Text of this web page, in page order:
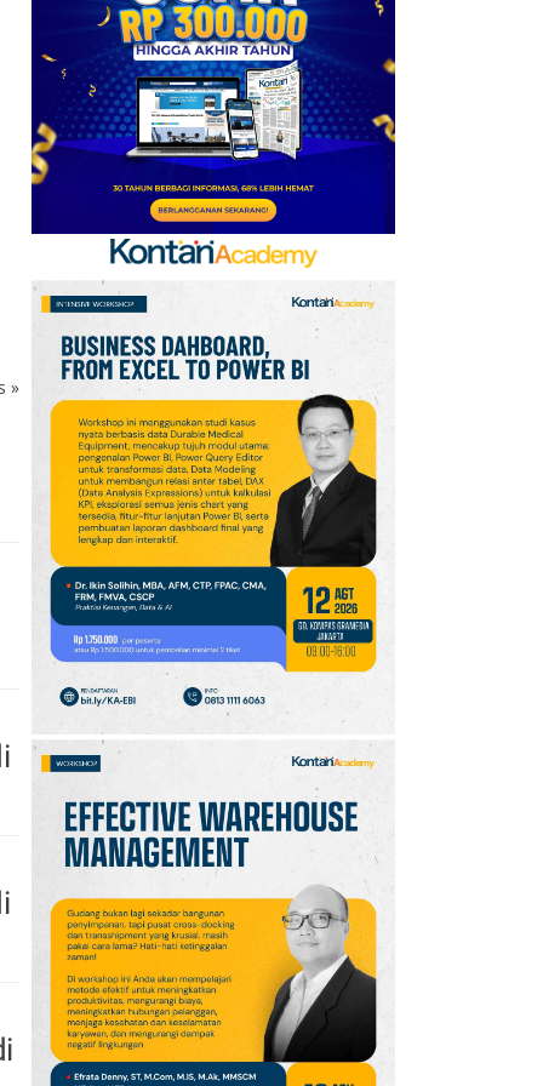
»
Baru, Ini Daftar 54
Saham HSC BEI per 6
Agustus 2026
7
Promo Super Hemat
Indomaret 6–19 Agustus
2026, Diskon Kebutuhan
Rumah hingga 40%
8
UEFA hingga Luis Figo,
Ini Daftar Pihak yang
Menentang Gianni
Infantino
Jadwal Persija vs Arema
FC Perebutan Juara 3
Piala Presiden 2026,
Kick-off Sore Ini
10 Intip Prakiraan Cuaca
Sumsel Kamis (6/8):
Hujan Ringan
Mendominasi, Siapkan
Payung!